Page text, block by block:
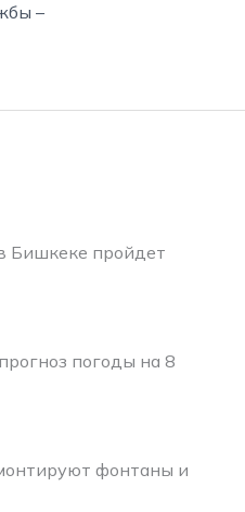
–
Бишкеке пройдет
погоды на 8
фонтаны и